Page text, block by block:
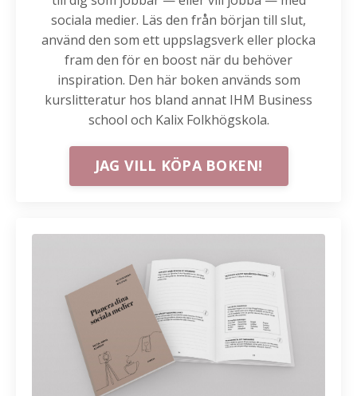
sociala medier. Läs den från början till slut,
använd den som ett uppslagsverk eller plocka
fram den för en boost när du behöver
inspiration. Den här boken används som
kurslitteratur hos bland annat IHM Business
school och Kalix Folkhögskola.
JAG VILL KÖPA BOKEN!